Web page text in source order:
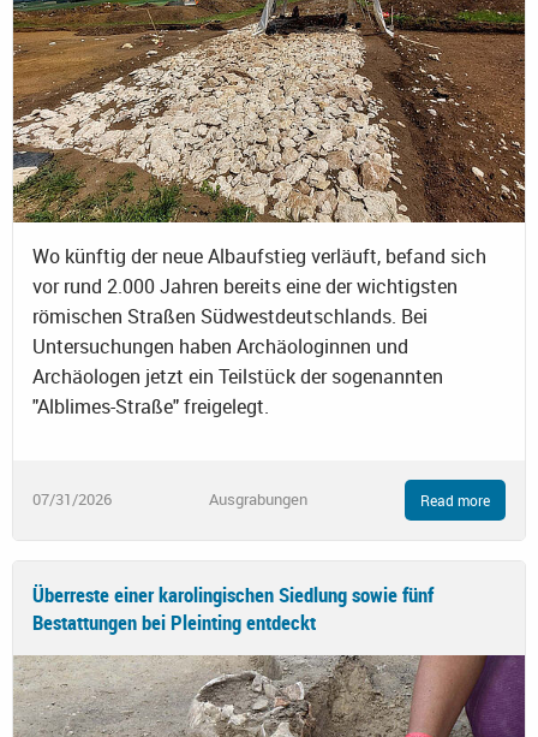
Wo künftig der neue Albaufstieg verläuft, befand sich
vor rund 2.000 Jahren bereits eine der wichtigsten
römischen Straßen Südwestdeutschlands. Bei
Untersuchungen haben Archäologinnen und
Archäologen jetzt ein Teilstück der sogenannten
"Alblimes-Straße" freigelegt.
07/31/2026 Ausgrabungen Read more
Überreste einer karolingischen Siedlung sowie fünf
Bestattungen bei Pleinting entdeckt